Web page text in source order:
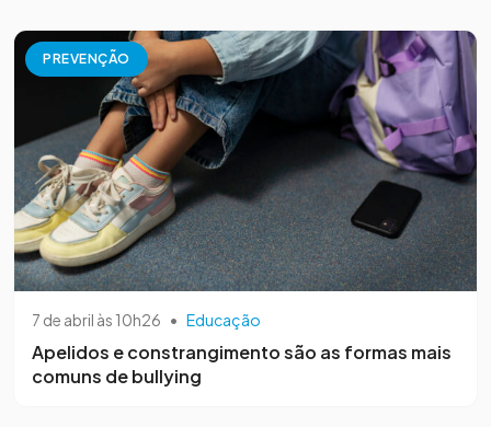
PREVENÇÃO
7 de abril às 10h26 • Educação
Apelidos e constrangimento são as formas mais
comuns de bullying